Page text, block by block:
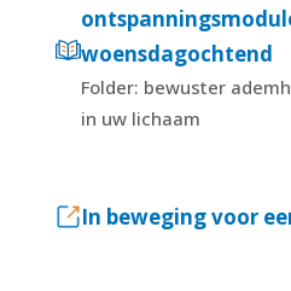
woensdagochtend
Folder: bewuster
in uw lichaam
In beweging voor